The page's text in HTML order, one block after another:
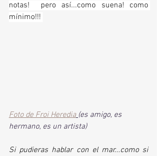
notas!  pero así...como suena! como
mínimo!!!
Foto de Froi Heredia (es amigo, es
hermano, es un artista)
Si pudieras hablar con el mar...como si